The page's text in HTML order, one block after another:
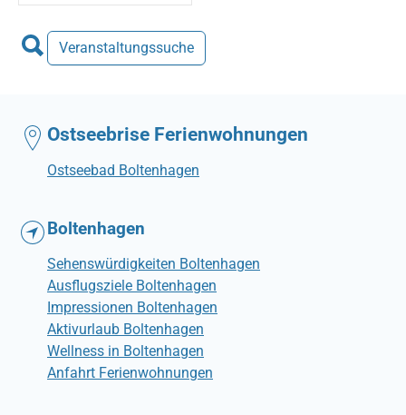
Veranstaltungssuche
Ostseebrise Ferienwohnungen
Ostseebad Boltenhagen
Boltenhagen
Sehenswürdigkeiten Boltenhagen
Ausflugsziele Boltenhagen
Impressionen Boltenhagen
Aktivurlaub Boltenhagen
Wellness in Boltenhagen
Anfahrt Ferienwohnungen